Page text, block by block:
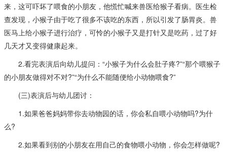
来，这可吓坏了喂食的小朋友，他慌忙喊来兽医给猴子看病。医生检
查发现，小猴子由于吃了很多不该吃的东西，所以引发了肠胃炎。兽
医马上给小猴子进行治疗，可怜的小猴子又是打针又是吃药，过了好
几天才又变得健康起来。
2.看完表演后向幼儿提问：“小猴子为什么会肚子疼?”“那个喂猴子
的小朋友做得对不对?”“为什么不能随便给小动物喂食?”
(三)表演后与幼儿团讨：
1.如果爸爸妈妈带你去动物园的话，你会私自喂小动物吗?为什
么?
2.如果看到别的小朋友在用自己的食物喂小动物，你会怎样做呢?